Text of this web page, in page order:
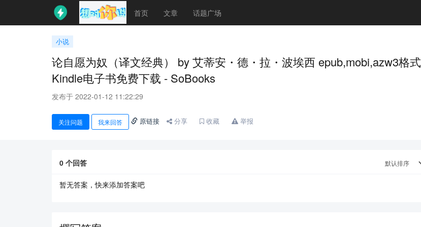
首页 文章 话题广场
小说
论自愿为奴（译文经典） by 艾蒂安・德・拉・波埃西 epub,mobi,azw3格式
Kindle电子书免费下载 - SoBooks
发布于 2022-01-12 11:22:29
关注问题 我来回答 原链接 分享 收藏 举报
0 个回答
暂无答案，快来添加答案吧